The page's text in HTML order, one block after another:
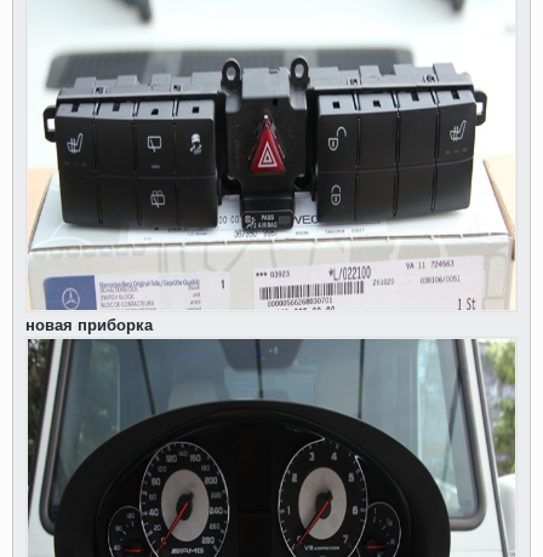
новая приборка